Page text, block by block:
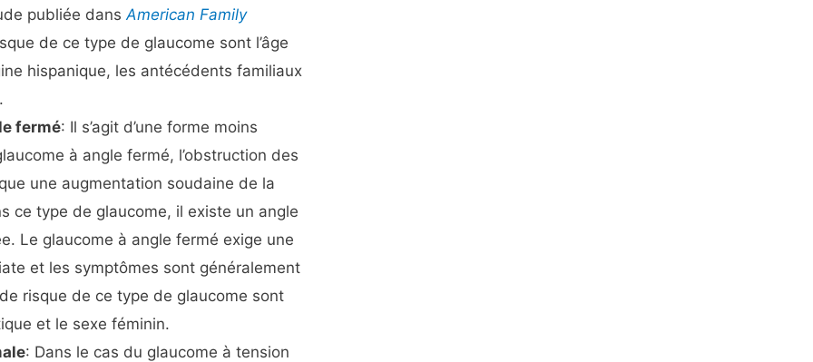
publiée dansAmerican Family
de ce type de glaucome sont l’âge
hispanique, les antécédents familiaux
fermé: Il s’agit d’une forme moins
à angle fermé, l’obstruction des
une augmentation soudaine de la
ce type de glaucome, il existe un angle
Le glaucome à angle fermé exige une
et les symptômes sont généralement
risque de ce type de glaucome sont
et le sexe féminin.
: Dans le cas du glaucome à tension